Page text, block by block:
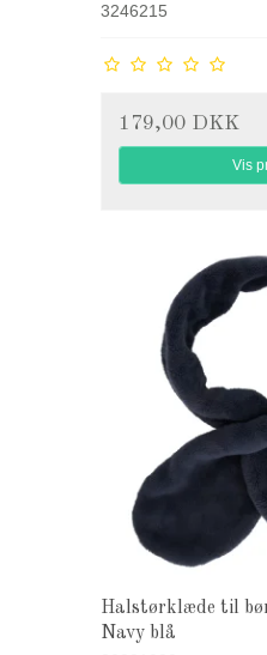
3246215
179,00 DKK
Vis
Halstørklæde til
Navy blå